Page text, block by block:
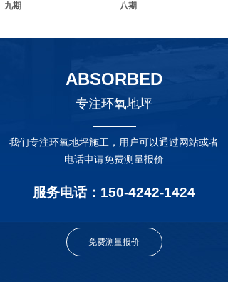
九期
八期
服务电话：150-4242-1424
免费测量报价
我们专注环氧地坪施工，用户可以通过网站或者
电话申请免费测量报价
ABSORBED
专注环氧地坪